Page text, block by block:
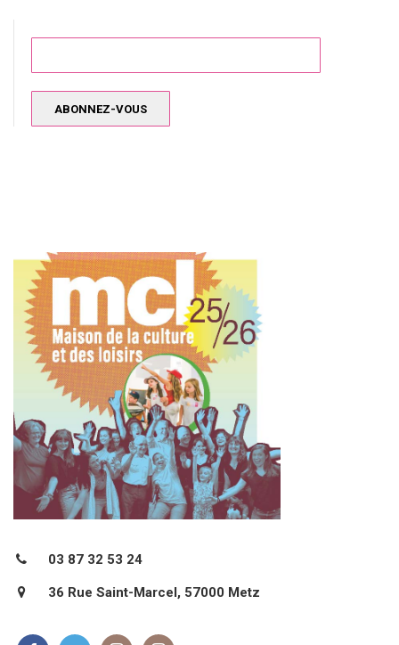
03 87 32 53 24
36 Rue Saint-Marcel, 57000 Metz